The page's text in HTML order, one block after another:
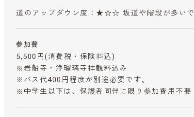
道のアップダウン度：★☆☆ 坂道や階段が多いで
参加費
5,500円 (消費税・保険料込)
※岩船寺・浄瑠璃寺拝観料込み
※バス代400円程度が別途必要です。
※中学生以下は、保護者同伴に限り参加費用不